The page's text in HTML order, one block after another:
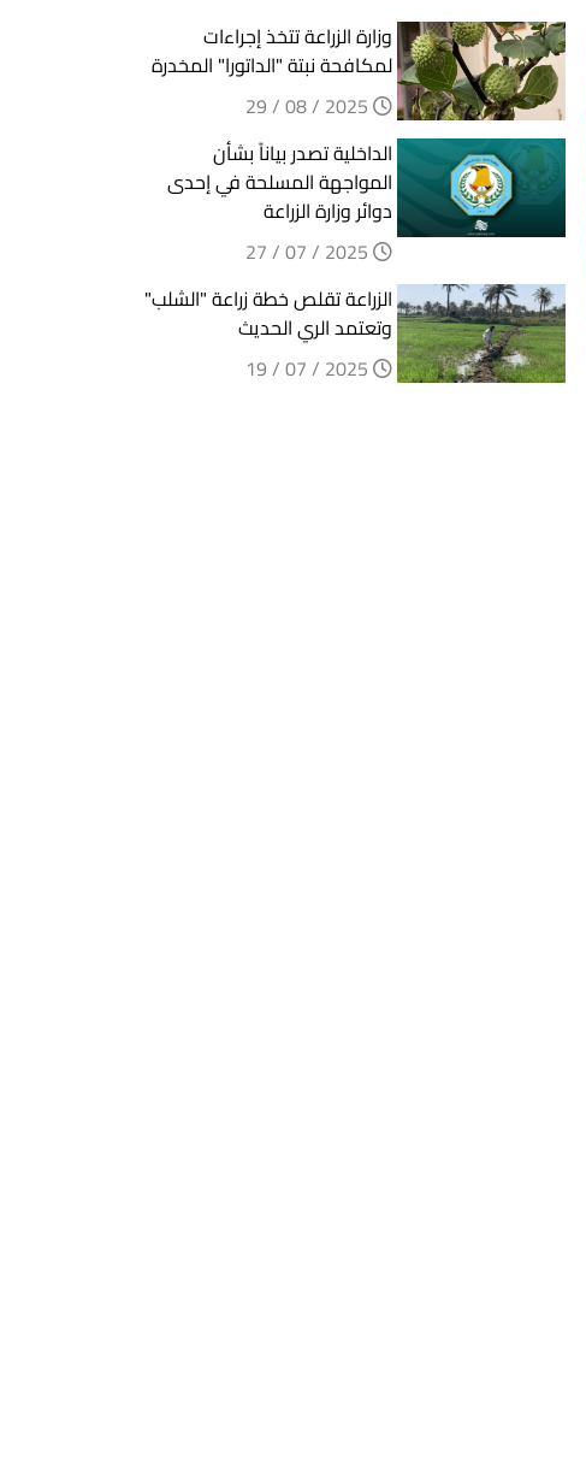
وزارة الزراعة تتخذ إجراءات
لمكافحة نبتة "الداتورا" المخدرة
الداخلية تصدر بياناً بشأن
المواجهة المسلحة في إحدى
دوائر وزارة الزراعة
الزراعة تقلص خطة زراعة "الشلب"
وتعتمد الري الحديث